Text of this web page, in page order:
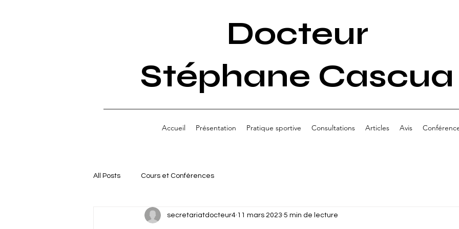
Docteur
Stéphane Cascua
Accueil Présentation Pratique sportive Consultations Articles Avis
All Posts Cours et Conférences
secretariatdocteur4 11 mars 2023 5 min de lecture